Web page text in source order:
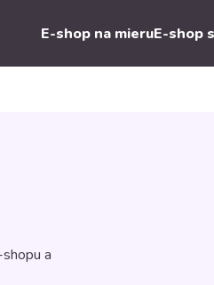
E-shop na mieruE-shop
a